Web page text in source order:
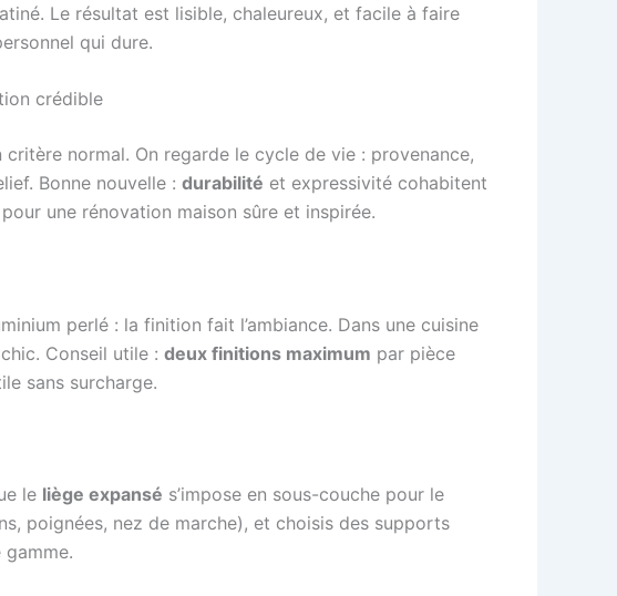
Le résultat est lisible, chaleureux, et facile à faire
qui dure.
crédible
normal. On regarde le cycle de vie : provenance,
Bonne nouvelle : durabilité et expressivité cohabitent
une rénovation maison sûre et inspirée.
perlé : la finition fait l’ambiance. Dans une cuisine
Conseil utile : deux finitions maximum par pièce
sans surcharge.
le liège expansé s’impose en sous-couche pour le
poignées, nez de marche), et choisis des supports